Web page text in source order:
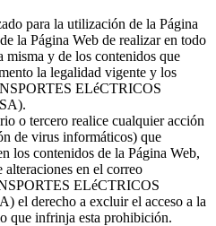
para la utilización de la Página
la Página Web de realizar en todo
misma y de los contenidos que
la legalidad vigente y los
ELéCTRICOS
o tercero realice cualquier acción
de virus informáticos) que
los contenidos de la Página Web,
en el correo
ELéCTRICOS
derecho a excluir el acceso a la
que infrinja esta prohibición.